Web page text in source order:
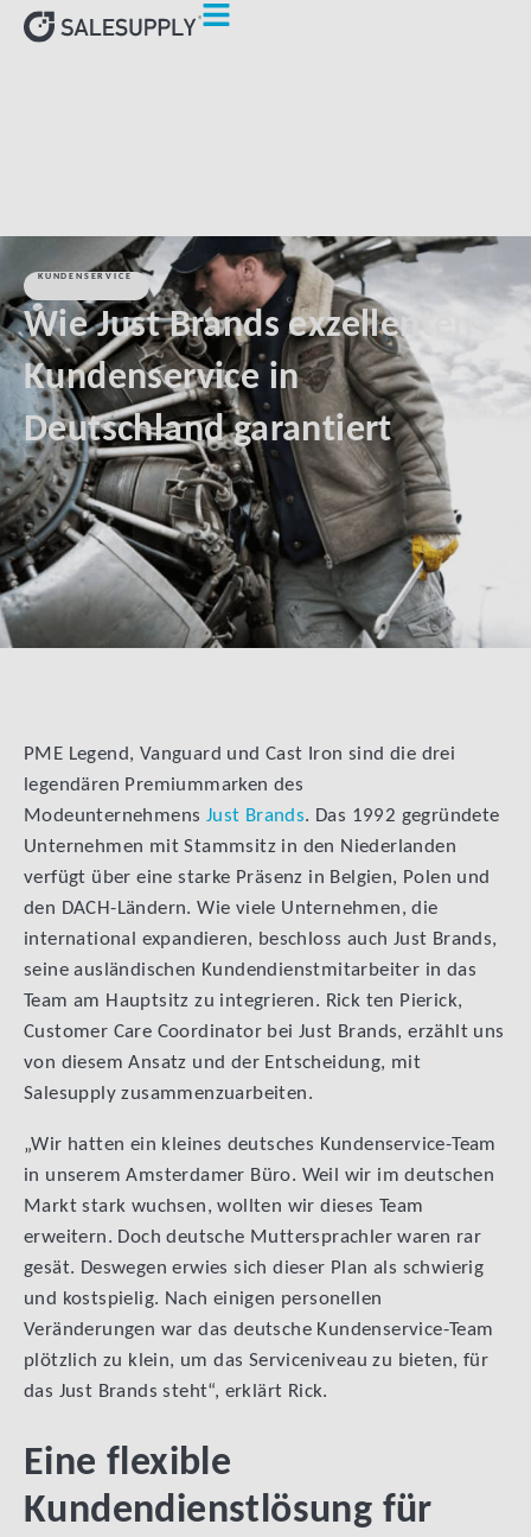
KUNDENSERVICE
Wie Just Brands exzellenten
Kundenservice in
Deutschland garantiert
PME Legend, Vanguard und Cast Iron sind die drei
legendären Premiummarken des
Modeunternehmens Just Brands. Das 1992 gegründete
Unternehmen mit Stammsitz in den Niederlanden
verfügt über eine starke Präsenz in Belgien, Polen und
den DACH-Ländern. Wie viele Unternehmen, die
international expandieren, beschloss auch Just Brands,
seine ausländischen Kundendienstmitarbeiter in das
Team am Hauptsitz zu integrieren. Rick ten Pierick,
Customer Care Coordinator bei Just Brands, erzählt uns
von diesem Ansatz und der Entscheidung, mit
Salesupply zusammenzuarbeiten.
„Wir hatten ein kleines deutsches Kundenservice-Team
in unserem Amsterdamer Büro. Weil wir im deutschen
Markt stark wuchsen, wollten wir dieses Team
erweitern. Doch deutsche Muttersprachler waren rar
gesät. Deswegen erwies sich dieser Plan als schwierig
und kostspielig. Nach einigen personellen
Veränderungen war das deutsche Kundenservice-Team
plötzlich zu klein, um das Serviceniveau zu bieten, für
das Just Brands steht“, erklärt Rick.
Eine flexible
Kundendienstlösung für